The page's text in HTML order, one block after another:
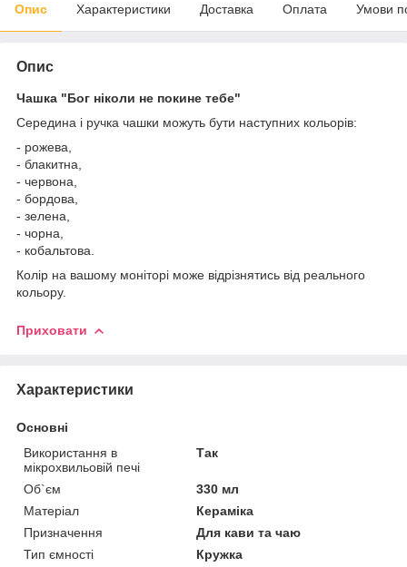
Опис Характеристики Доставка Оплата Умови
Опис
Чашка "Бог ніколи не покине тебе"
Середина і ручка чашки можуть бути наступних кольорів:
- рожева,
- блакитна,
- червона,
- бордова,
- зелена,
- чорна,
- кобальтова.
Колір на вашому моніторі може відрізнятись від реального
кольору.
Приховати
Характеристики
Основні
Використання в
мікрохвильовій печі
Так
Об`єм
330 мл
Матеріал
Кераміка
Призначення
Для кави та чаю
Тип ємності
Кружка